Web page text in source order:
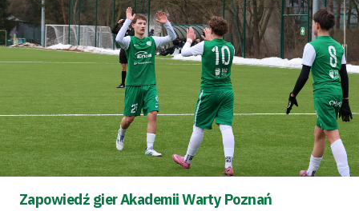
Zapowiedź gier Akademii Warty Poznań